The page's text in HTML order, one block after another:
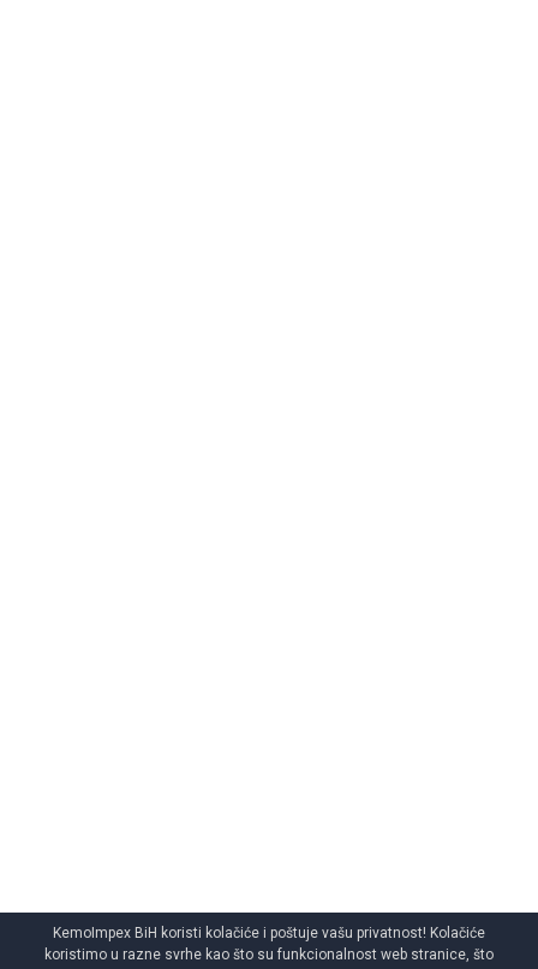
KemoImpex BiH koristi kolačiće i poštuje vašu privatnost! Kolačiće
koristimo u razne svrhe kao što su funkcionalnost web stranice, što